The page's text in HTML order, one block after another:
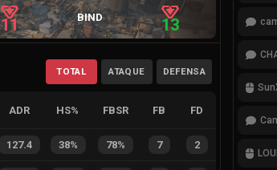
11 BIND 13
TOTAL ATAQUE DEFENSA
ADR HS% FBSR FB FD
127.4 38% 78% 7 2